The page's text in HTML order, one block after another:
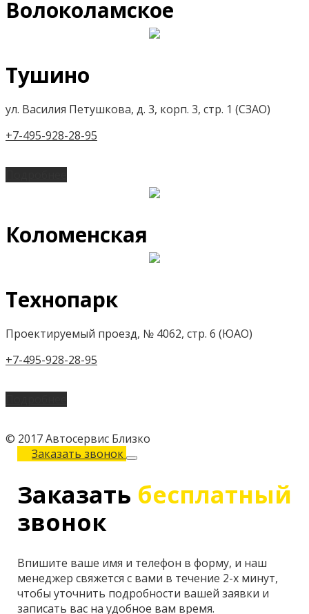
Волоколамское
Тушино
ул. Василия Петушкова, д. 3, корп. 3, стр. 1 (СЗАО)
+7-495-928-28-95
Коломенская
Технопарк
Проектируемый проезд, № 4062, стр. 6 (ЮАО)
+7-495-928-28-95
© 2017 Автосервис Близко
Заказать звонок
Заказать бесплатный
звонок
Впишите ваше имя и телефон в форму, и наш
менеджер свяжется с вами в течение 2-х минут,
чтобы уточнить подробности вашей заявки и
записать вас на удобное вам время.